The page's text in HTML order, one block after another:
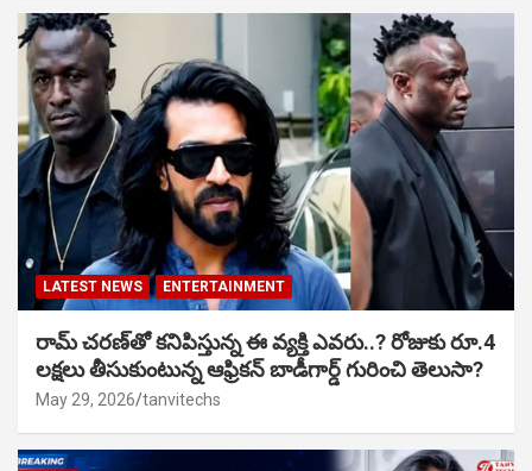
LATEST NEWS ENTERTAINMENT
రామ్ చరణ్‌తో కనిపిస్తున్న ఈ వ్యక్తి ఎవరు..? రోజుకు రూ.4
లక్షలు తీసుకుంటున్న ఆఫ్రికన్ బాడీగార్డ్ గురించి తెలుసా?
May 29, 2026 tanvitechs